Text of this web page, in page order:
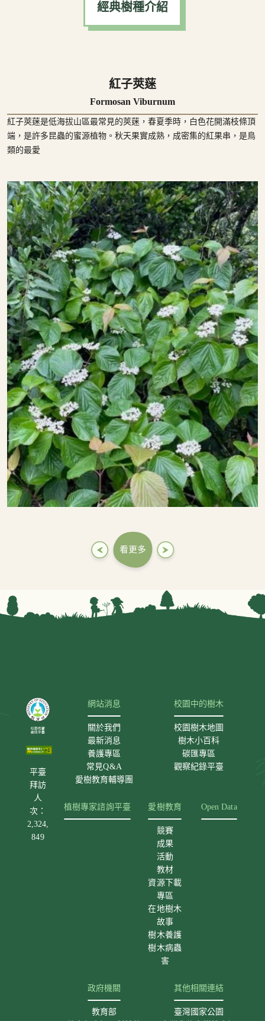
經典樹種介紹
紅子莢蒾
Formosan Viburnum
紅子莢蒾是低海拔山區最常見的莢蒾，春夏季時，白色花開滿枝條頂
端，是許多昆蟲的蜜源植物。秋天果實成熟，成密集的紅果串，是鳥
類的最愛
平臺
拜訪
人
次：
2,324,
849
網站消息
關於我們
最新消息
養護專區
常見Q&A
愛樹教育輔導團
校園中的樹木
校園樹木地圖
樹木小百科
碳匯專區
觀察紀錄平臺
植樹專家諮詢平臺 愛樹教育
競賽
成果
活動
教材
資源下載
專區
在地樹木
故事
樹木養護
樹木病蟲
害
Open Data
政府機關
教育部
其他相關連結
臺灣國家公園